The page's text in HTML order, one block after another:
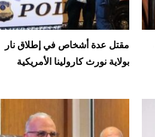
مقتل عدة أشخاص في إطلاق نار
بولاية نورث كارولينا الأمريكية